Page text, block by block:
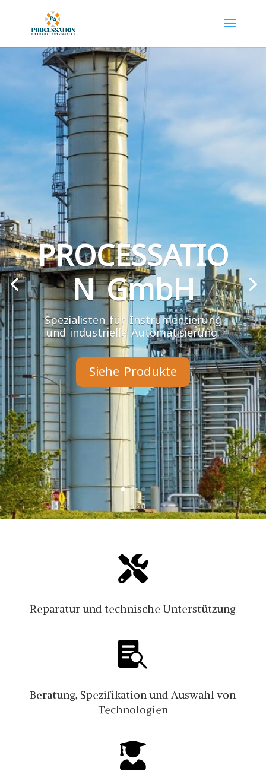
PROCESSATIO
N GmbH
Spezialisten für Instrumentierung
und industrielle Automatisierung.
Siehe Produkte

Reparatur und technische Unterstützung

Beratung, Spezifikation und Auswahl von
Technologien
